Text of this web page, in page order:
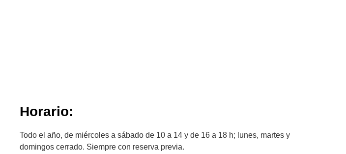
Horario:
Todo el año, de miércoles a sábado de 10 a 14 y de 16 a 18 h; lunes, martes y
domingos cerrado. Siempre con reserva previa.